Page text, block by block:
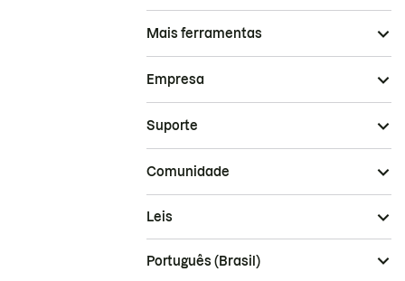
Mais ferramentas
Empresa
Suporte
Comunidade
Leis
Português (Brasil)